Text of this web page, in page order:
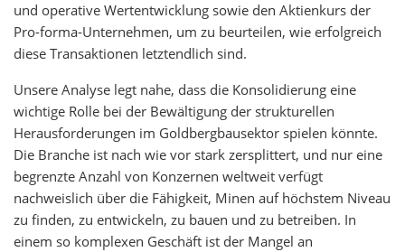
und operative Wertentwicklung sowie den Aktienkurs der
Pro-forma-Unternehmen, um zu beurteilen, wie erfolgreich
diese Transaktionen letztendlich sind.
Unsere Analyse legt nahe, dass die Konsolidierung eine
wichtige Rolle bei der Bewältigung der strukturellen
Herausforderungen im Goldbergbausektor spielen könnte.
Die Branche ist nach wie vor stark zersplittert, und nur eine
begrenzte Anzahl von Konzernen weltweit verfügt
nachweislich über die Fähigkeit, Minen auf höchstem Niveau
zu finden, zu entwickeln, zu bauen und zu betreiben. In
einem so komplexen Geschäft ist der Mangel an